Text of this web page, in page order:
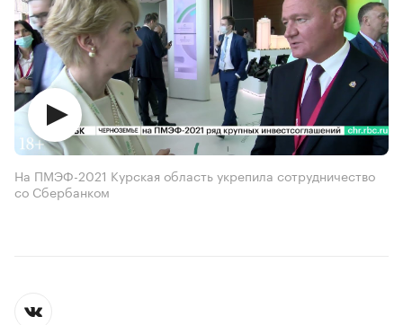
На ПМЭФ-2021 Курская область укрепила сотрудничество
со Сбербанком